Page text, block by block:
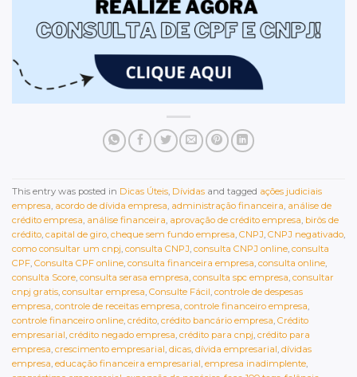
This entry was posted in Dicas Úteis, Dívidas and tagged ações judiciais
empresa, acordo de dívida empresa, administração financeira, análise de
crédito empresa, análise financeira, aprovação de crédito empresa, birôs de
crédito, capital de giro, cheque sem fundo empresa, CNPJ, CNPJ negativado,
como consultar um cnpj, consulta CNPJ, consulta CNPJ online, consulta
CPF, Consulta CPF online, consulta financeira empresa, consulta online,
consulta Score, consulta serasa empresa, consulta spc empresa, consultar
cnpj gratis, consultar empresa, Consulte Fácil, controle de despesas
empresa, controle de receitas empresa, controle financeiro empresa,
controle financeiro online, crédito, crédito bancário empresa, Crédito
empresarial, crédito negado empresa, crédito para cnpj, crédito para
empresa, crescimento empresarial, dicas, dívida empresarial, dívidas
empresa, educação financeira empresarial, empresa inadimplente,